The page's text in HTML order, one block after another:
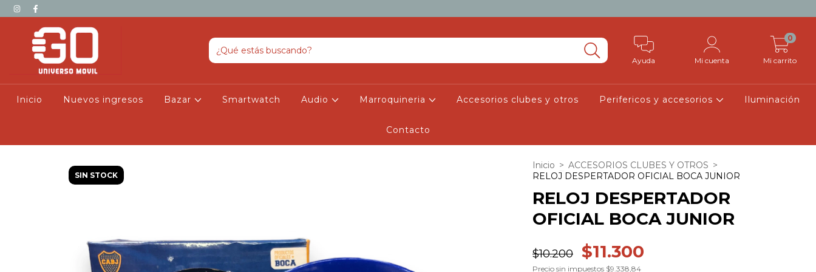
Ayuda Mi cuenta Mi carrito
0
Inicio Nuevos ingresos Bazar Smartwatch Audio Marroquineria Accesorios clubes y otros Perifericos y accesorios Iluminación
Contacto
SIN STOCK
Inicio > ACCESORIOS CLUBES Y OTROS >
RELOJ DESPERTADOR OFICIAL BOCA JUNIOR
RELOJ DESPERTADOR
OFICIAL BOCA JUNIOR
$10.200 $11.300
Precio sin impuestos $9.338,84